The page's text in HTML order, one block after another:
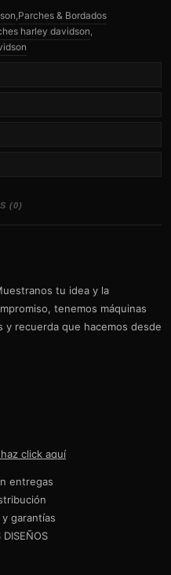
Parches & Bordados
harley davidson
(0)
tu idea y la
tenemos máquinas
y recuerda que hacemos desde
click aquí
entregas
garantías